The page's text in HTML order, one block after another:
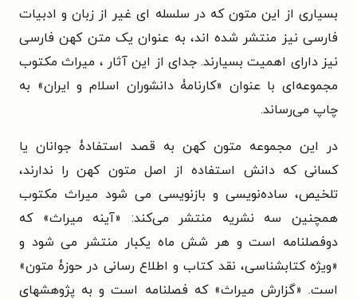
بسیاری از این متون که در سلسله­ ای غیر از زبان و ادبیات
فارسی نیز منتشر شده اند، به عنوان یک متن کهن فارسی
نیز دارای اهمیت بسیارند. جدای از این آثار ، میراث مکتوب
مجموعه‌ای با عنوان «کارنامۀ دانشوران اسلام و ایران» به
چاپ می‌رساند.
در این مجموعه متون کهن به قصد استفادۀ جوانان یا
کسانی که دانش استفاده از اصل متون کهن را ندارند،
تلخیص، ساده‌نویسی و بازنویسی می شود میراث مکتوب
همچنین سه نشریه منتشر می‌کند: «آینه میراث» که
دوفصلنامه است و هر شش ماه یکبار منتشر می شود و
«ویژه کتابشناسی، نقد کتاب و اطلاع رسانی در حوزۀ متون»
است. «گزارش میراث» که فصلنامه است و به پژوهشهای